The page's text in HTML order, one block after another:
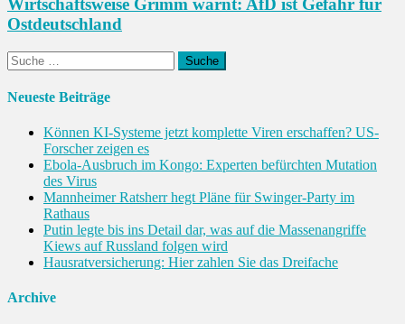
Wirtschaftsweise Grimm warnt: AfD ist Gefahr für
Ostdeutschland
Suche
nach:
Neueste Beiträge
Können KI-Systeme jetzt komplette Viren erschaffen? US-
Forscher zeigen es
Ebola-Ausbruch im Kongo: Experten befürchten Mutation
des Virus
Mannheimer Ratsherr hegt Pläne für Swinger-Party im
Rathaus
Putin legte bis ins Detail dar, was auf die Massenangriffe
Kiews auf Russland folgen wird
Hausratversicherung: Hier zahlen Sie das Dreifache
Archive